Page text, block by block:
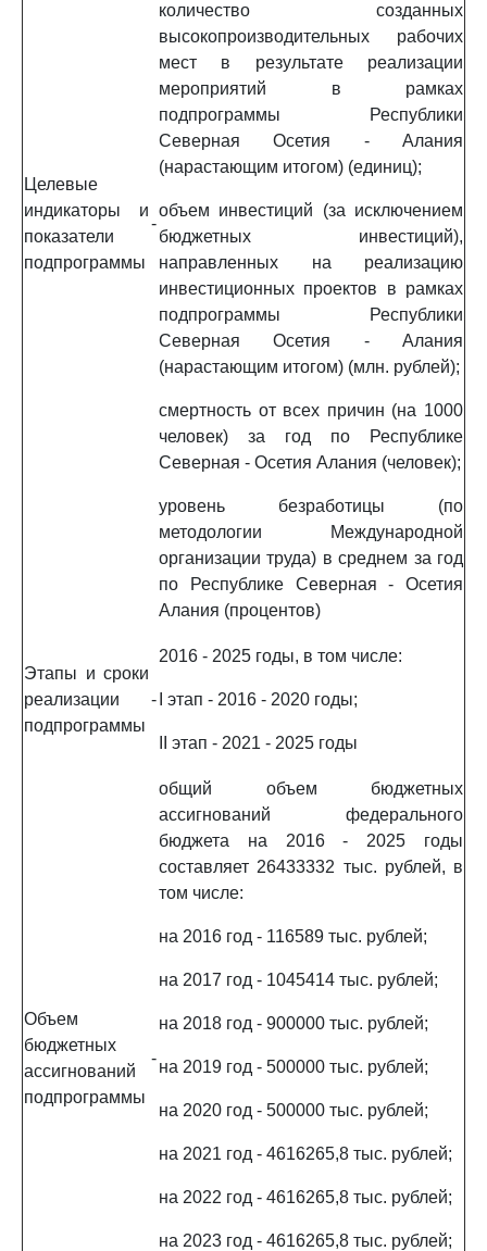
Целевые
индикаторы и
показатели
подпрограммы
-
количество созданных
высокопроизводительных рабочих
мест в результате реализации
мероприятий в рамках
подпрограммы Республики
Северная Осетия - Алания
(нарастающим итогом) (единиц);
объем инвестиций (за исключением
бюджетных инвестиций),
направленных на реализацию
инвестиционных проектов в рамках
подпрограммы Республики
Северная Осетия - Алания
(нарастающим итогом) (млн. рублей);
смертность от всех причин (на 1000
человек) за год по Республике
Северная - Осетия Алания (человек);
уровень безработицы (по
методологии Международной
организации труда) в среднем за год
по Республике Северная - Осетия
Алания (процентов)
Этапы и сроки
реализации
подпрограммы
-
2016 - 2025 годы, в том числе:
I этап - 2016 - 2020 годы;
II этап - 2021 - 2025 годы
Объем
бюджетных
ассигнований
подпрограммы
-
общий объем бюджетных
ассигнований федерального
бюджета на 2016 - 2025 годы
составляет 26433332 тыс. рублей, в
том числе:
на 2016 год - 116589 тыс. рублей;
на 2017 год - 1045414 тыс. рублей;
на 2018 год - 900000 тыс. рублей;
на 2019 год - 500000 тыс. рублей;
на 2020 год - 500000 тыс. рублей;
на 2021 год - 4616265,8 тыс. рублей;
на 2022 год - 4616265,8 тыс. рублей;
на 2023 год - 4616265,8 тыс. рублей;